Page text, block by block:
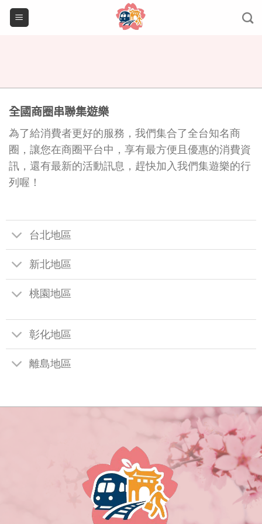
Skip
全國商圈串聯集遊樂
為了給消費者更好的服務，我們集合了全台知名商
圈，讓您在商圈平台中，享有最方便且優惠的消費資
訊，還有最新的活動訊息，趕快加入我們集遊樂的行
列喔！
台北地區
新北地區
桃園地區
彰化地區
離島地區